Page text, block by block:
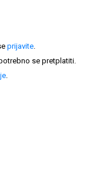
prijavite.
se pretplatiti.
.